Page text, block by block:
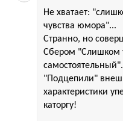
Не хватает:
чувства юмора"...
Странно, но
Сбером "Слишком
"Подцепили"
характеристики
каторгу!